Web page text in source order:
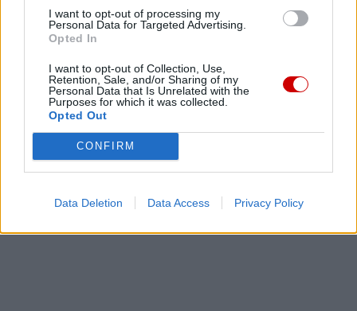
I want to opt-out of processing my
Personal Data for Targeted Advertising.
Opted In
I want to opt-out of Collection, Use,
Retention, Sale, and/or Sharing of my
Personal Data that Is Unrelated with the
Purposes for which it was collected.
Opted Out
CONFIRM
Data Deletion Data Access Privacy Policy